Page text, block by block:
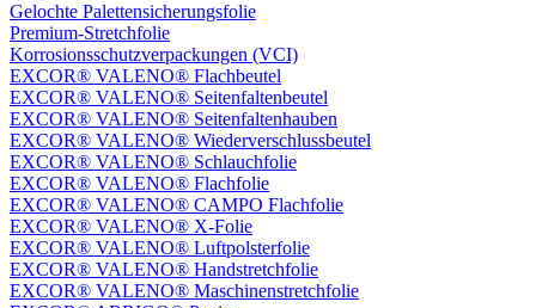
Gelochte Palettensicherungsfolie
Premium-Stretchfolie
Korrosionsschutzverpackungen (VCI)
EXCOR® VALENO® Flachbeutel
EXCOR® VALENO® Seitenfaltenbeutel
EXCOR® VALENO® Seitenfaltenhauben
EXCOR® VALENO® Wiederverschlussbeutel
EXCOR® VALENO® Schlauchfolie
EXCOR® VALENO® Flachfolie
EXCOR® VALENO® CAMPO Flachfolie
EXCOR® VALENO® X-Folie
EXCOR® VALENO® Luftpolsterfolie
EXCOR® VALENO® Handstretchfolie
EXCOR® VALENO® Maschinenstretchfolie